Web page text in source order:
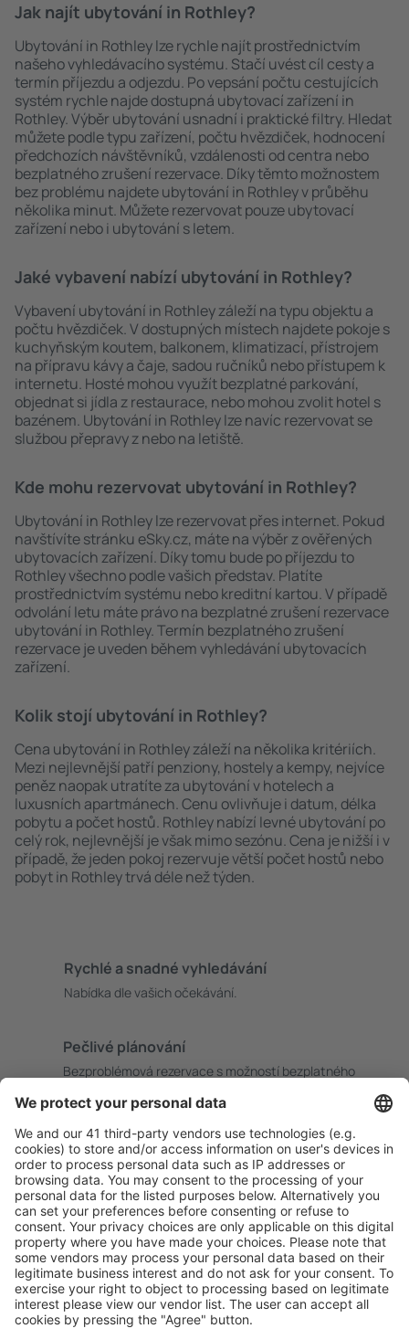
Jak najít ubytování in Rothley?
Ubytování in Rothley lze rychle najít prostřednictvím
našeho vyhledávacího systému. Stačí uvést cíl cesty a
termín příjezdu a odjezdu. Po vepsání počtu cestujících
systém rychle najde dostupná ubytovací zařízení in
Rothley. Výběr ubytování usnadní i praktické filtry. Hledat
můžete podle typu zařízení, počtu hvězdiček, hodnocení
předchozích návštěvníků, vzdálenosti od centra nebo
bezplatného zrušení rezervace. Díky těmto možnostem
bez problému najdete ubytování in Rothley v průběhu
několika minut. Můžete rezervovat pouze ubytovací
zařízení nebo i ubytování s letem.
Jaké vybavení nabízí ubytování in Rothley?
Vybavení ubytování in Rothley záleží na typu objektu a
počtu hvězdiček. V dostupných místech najdete pokoje s
kuchyňským koutem, balkonem, klimatizací, přístrojem
na přípravu kávy a čaje, sadou ručníků nebo přístupem k
internetu. Hosté mohou využít bezplatné parkování,
objednat si jídla z restaurace, nebo mohou zvolit hotel s
bazénem. Ubytování in Rothley lze navíc rezervovat se
službou přepravy z nebo na letiště.
Kde mohu rezervovat ubytování in Rothley?
Ubytování in Rothley lze rezervovat přes internet. Pokud
navštívíte stránku eSky.cz, máte na výběr z ověřených
ubytovacích zařízení. Díky tomu bude po příjezdu to
Rothley všechno podle vašich představ. Platíte
prostřednictvím systému nebo kreditní kartou. V případě
odvolání letu máte právo na bezplatné zrušení rezervace
ubytování in Rothley. Termín bezplatného zrušení
rezervace je uveden během vyhledávání ubytovacích
zařízení.
Kolik stojí ubytování in Rothley?
Cena ubytování in Rothley záleží na několika kritériích.
Mezi nejlevnější patří penziony, hostely a kempy, nejvíce
peněz naopak utratíte za ubytování v hotelech a
luxusních apartmánech. Cenu ovlivňuje i datum, délka
pobytu a počet hostů. Rothley nabízí levné ubytování po
celý rok, nejlevnější je však mimo sezónu. Cena je nižší i v
případě, že jeden pokoj rezervuje větší počet hostů nebo
pobyt in Rothley trvá déle než týden.
Rychlé a snadné vyhledávání
Nabídka dle vašich očekávání.
Pečlivé plánování
Bezproblémová rezervace s možností bezplatného
S námi ušetříte
Atraktivní ceny a speciální nabídky pro přihlášené
uživatele.
Ubytování dle vašeho gusta
Vyberte si z více než 1.3 milionu zařízení: hotelů,
apartmánů, chat a dalších.